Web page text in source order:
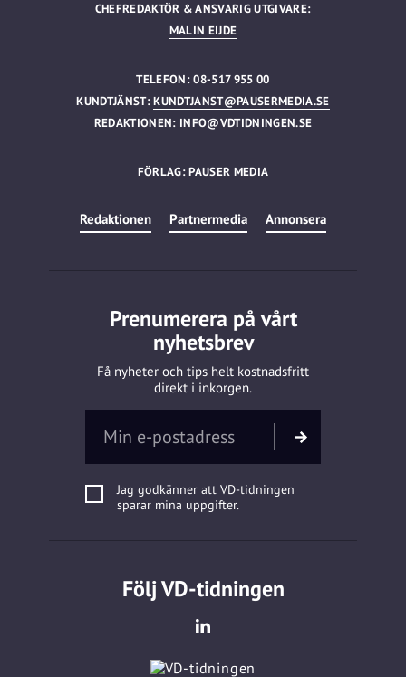
CHEFREDAKTÖR & ANSVARIG UTGIVARE:
MALIN EIJDE
TELEFON: 08-517 955 00
KUNDTJÄNST:KUNDTJANST@PAUSERMEDIA.SE
REDAKTIONEN: INFO@VDTIDNINGEN.SE
FÖRLAG: PAUSER MEDIA
Redaktionen Partnermedia Annonsera
Prenumerera på vårt
nyhetsbrev
Få nyheter och tips helt kostnadsfritt
direkt i inkorgen.
Jag godkänner att VD-tidningen
sparar mina uppgifter.
Följ VD-tidningen